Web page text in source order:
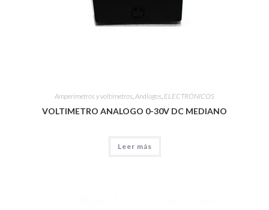
Amperímetros y voltímetros Análogos ELECTRÓNICOS
VOLTIMETRO ANALOGO 0-30V DC MEDIANO
Leer más